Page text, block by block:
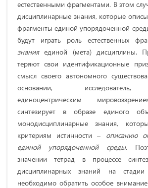
естественными фрагментами. В этом
дисциплинарные знания, которые
фрагменты единой упорядоченной
будут играть роль естественных
знанияединой (мета) дисциплины.
теряют свои идентификационные
смысл своего автономного
основании,
единоцентрическим
синтезирует в образе единого
монодисциплинарные знания,
критериям истинности – описанию
единой упорядоченной среды.
значении тетрад в процессе
дисциплинарных знаний на
необходимо обратить особое